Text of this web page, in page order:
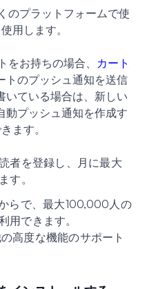
のプラットフォームで使
用します。
お持ちの場合、 カート
トのプッシュ通知を送信
いている場合は、新しい
動プッシュ通知を作成す
ます。
者を登録し、月に最大
す。
らで、最大100,000人の
用できます。
高度な機能のサポート